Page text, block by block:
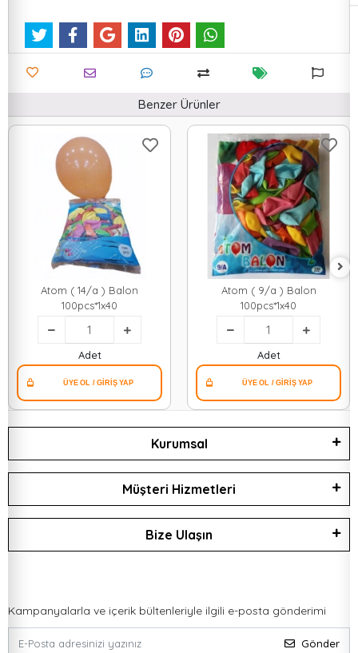
Benzer Ürünler
Atom ( 14/a ) Balon
100pcs*1x40
Adet
Atom ( 9/a ) Balon
100pcs*1x40
Adet
Kurumsal
Müşteri Hizmetleri
Bize Ulaşın
Kampanyalarla ve içerik bültenleriyle ilgili e-posta gönderimi
Gönder